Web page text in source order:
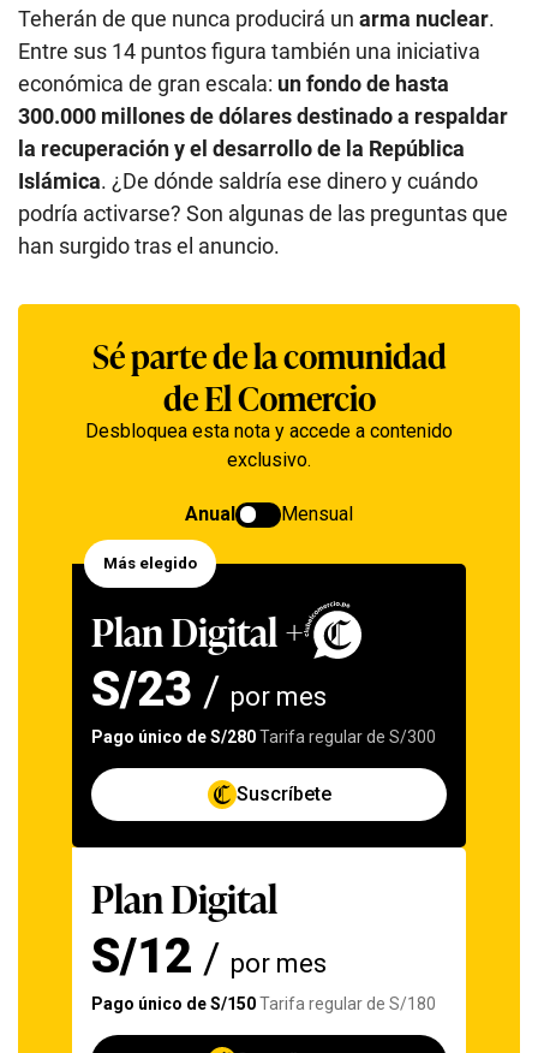
Teherán de que nunca producirá un arma nuclear.
Entre sus 14 puntos figura también una iniciativa
económica de gran escala: un fondo de hasta
300.000 millones de dólares destinado a respaldar
la recuperación y el desarrollo de la República
Islámica. ¿De dónde saldría ese dinero y cuándo
podría activarse? Son algunas de las preguntas que
han surgido tras el anuncio.